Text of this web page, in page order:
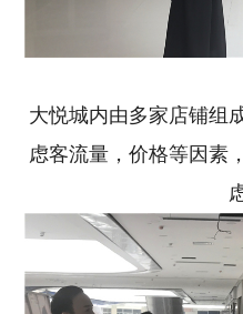
大悦城内由多家店铺组
虑客流量，价格等因素